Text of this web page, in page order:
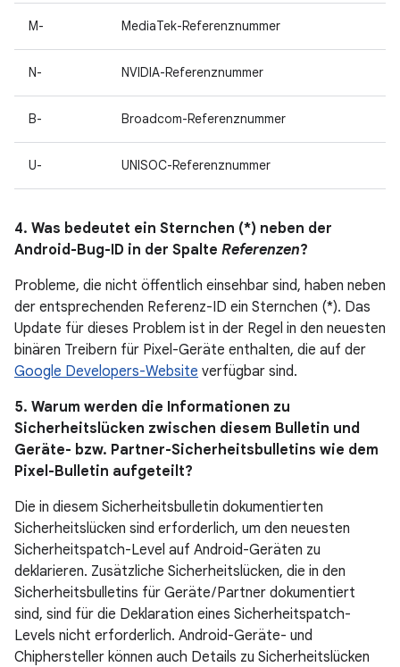
M- MediaTek-Referenznummer
N- NVIDIA-Referenznummer
B- Broadcom-Referenznummer
U- UNISOC-Referenznummer
4. Was bedeutet ein Sternchen (*) neben der
Android-Bug-ID in der Spalte Referenzen?
Probleme, die nicht öffentlich einsehbar sind, haben neben
der entsprechenden Referenz-ID ein Sternchen (*). Das
Update für dieses Problem ist in der Regel in den neuesten
binären Treibern für Pixel-Geräte enthalten, die auf der
Google Developers-Website verfügbar sind.
5. Warum werden die Informationen zu
Sicherheitslücken zwischen diesem Bulletin und
Geräte- bzw. Partner-Sicherheitsbulletins wie dem
Pixel-Bulletin aufgeteilt?
Die in diesem Sicherheitsbulletin dokumentierten
Sicherheitslücken sind erforderlich, um den neuesten
Sicherheitspatch-Level auf Android-Geräten zu
deklarieren. Zusätzliche Sicherheitslücken, die in den
Sicherheitsbulletins für Geräte / Partner dokumentiert
sind, sind für die Deklaration eines Sicherheitspatch-
Levels nicht erforderlich. Android-Geräte- und
Chiphersteller können auch Details zu Sicherheitslücken